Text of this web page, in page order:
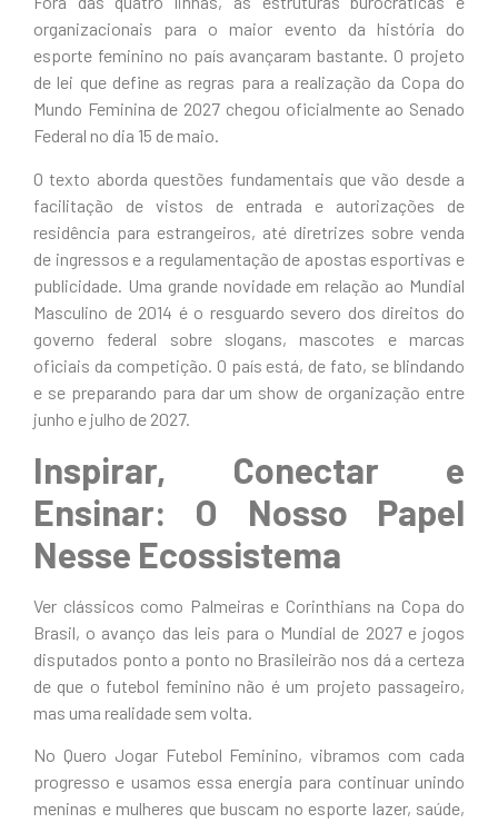
organizacionais para o maior evento da história do
esporte feminino no país avançaram bastante. O projeto
de lei que define as regras para a realização da Copa do
Mundo Feminina de 2027 chegou oficialmente ao Senado
Federal no dia 15 de maio.
O texto aborda questões fundamentais que vão desde a
facilitação de vistos de entrada e autorizações de
residência para estrangeiros, até diretrizes sobre venda
de ingressos e a regulamentação de apostas esportivas e
publicidade. Uma grande novidade em relação ao Mundial
Masculino de 2014 é o resguardo severo dos direitos do
governo federal sobre slogans, mascotes e marcas
oficiais da competição. O país está, de fato, se blindando
e se preparando para dar um show de organização entre
junho e julho de 2027.
Inspirar, Conectar e
Ensinar: O Nosso Papel
Nesse Ecossistema
Ver clássicos como Palmeiras e Corinthians na Copa do
Brasil, o avanço das leis para o Mundial de 2027 e jogos
disputados ponto a ponto no Brasileirão nos dá a certeza
de que o futebol feminino não é um projeto passageiro,
mas uma realidade sem volta.
No Quero Jogar Futebol Feminino, vibramos com cada
progresso e usamos essa energia para continuar unindo
meninas e mulheres que buscam no esporte lazer, saúde,